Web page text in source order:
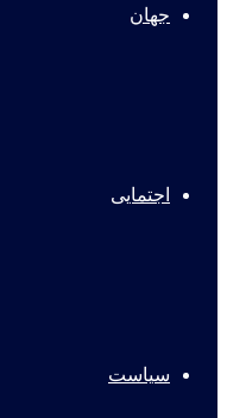
جهان
اجتمایی
سیاست